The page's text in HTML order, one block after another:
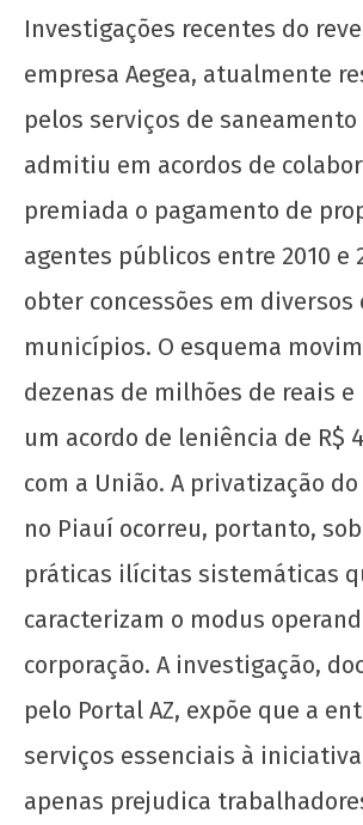
Investigações recentes do
empresa Aegea, atualmente
pelos serviços de saneamento
admitiu em acordos de
premiada o pagamento de
agentes públicos entre 2010 e
obter concessões em diversos
municípios. O esquema
dezenas de milhões de reais
um acordo de leniência de R$
com a União. A privatização
no Piauí ocorreu, portanto,
práticas ilícitas sistemáticas
caracterizam o modus
corporação. A investigação,
pelo Portal AZ, expõe que a
serviços essenciais à
apenas prejudica